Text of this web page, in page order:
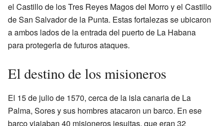
el Castillo de los Tres Reyes Magos del Morro y el Castillo
de San Salvador de la Punta. Estas fortalezas se ubicaron
a ambos lados de la entrada del puerto de La Habana
para protegerla de futuros ataques.
El destino de los misioneros
El 15 de julio de 1570, cerca de la isla canaria de La
Palma, Sores y sus hombres atacaron un barco. En ese
barco viajaban 40 misioneros jesuitas, que eran 32